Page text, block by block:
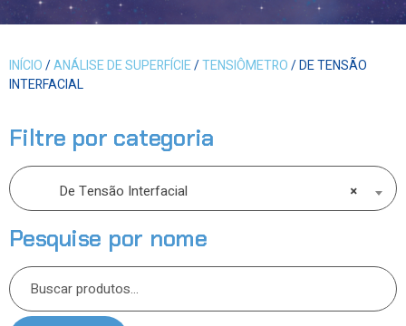
INÍCIO/ANÁLISE DE SUPERFÍCIE/TENSIÔMETRO/ DE TENSÃO
INTERFACIAL
Filtre por categoria
×
De Tensão Interfacial
Pesquise por nome